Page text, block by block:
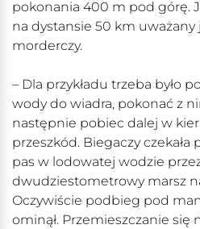
pokonania 400 m pod górę.
na dystansie 50 km uważany
morderczy.
– Dla przykładu trzeba było
wody do wiadra, pokonać z
następnie pobiec dalej w
przeszkód. Biegaczy
pas w lodowatej wodzie
dwudziestometrowy marsz
Oczywiście podbieg pod
ominął. Przemieszczanie się